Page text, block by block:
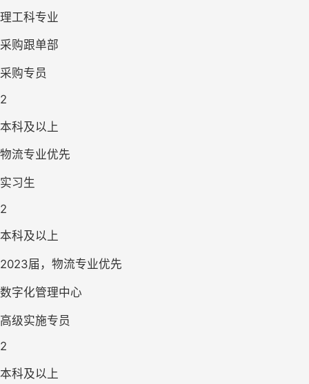
理工科专业
采购跟单部
采购专员
2
本科及以上
物流专业优先
实习生
2
本科及以上
2023届，物流专业优先
数字化管理中心
高级实施专员
2
本科及以上